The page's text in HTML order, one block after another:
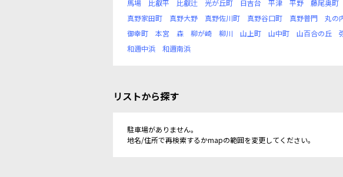
馬場
比叡平 比叡辻 光が丘町 日吉台 平津 平野 藤尾奥町
真野家田町
真野大野 真野佐川町 真野谷口町 真野普門 丸の
御幸町
本宮 森 柳が崎 柳川 山上町 山中町 山百合の丘
和邇中浜
和邇南浜
リストから探す
駐車場がありません。
地名/住所で再検索するかmapの範囲を変更してください。